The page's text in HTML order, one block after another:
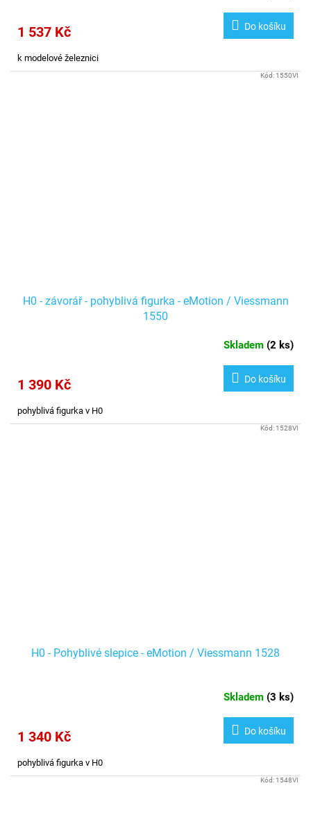
1 537 Kč Do košíku
k modelové železnici
H0 - závorář - pohyblivá figurka - eMotion / Viessmann
1550
Skladem (2 ks)
1 390 Kč Do košíku
pohyblivá figurka v H0
Kód: 1550VI
H0 - Pohyblivé slepice - eMotion / Viessmann 1528
Skladem (3 ks)
1 340 Kč Do košíku
pohyblivá figurka v H0
Kód: 1528VI
Kód: 1548VI